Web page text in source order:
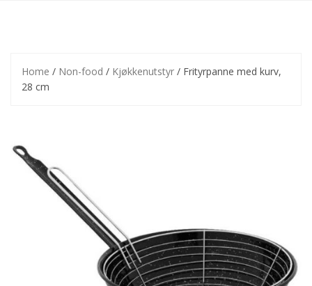
Home / Non-food / Kjøkkenutstyr / Frityrpanne med kurv,
28 cm